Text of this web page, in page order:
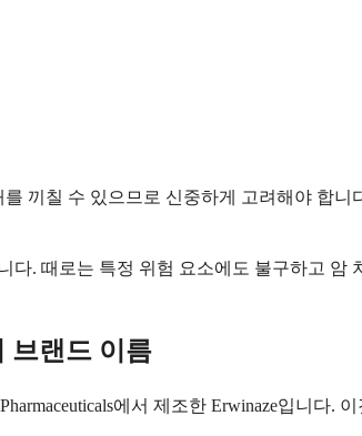
끼칠 수 있으므로 신중하게 고려해야 합
. 때로는 특정 위험 요소에도 불구하고
브랜드 이름
에서 제조한 Erwinaze입니다.